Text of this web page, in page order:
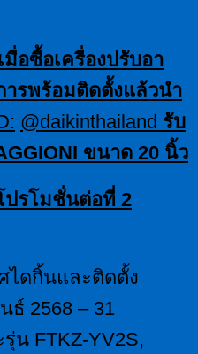
มื่อซื้อเครื่องปรับอา
รพร้อมติดตั้งแล้วนำ
@daikinthailand รับ
ขนาด 20 นิ้ว
ปรโมชั่นต่อที่ 2
ไดกิ้นและติดตั้ง
ธ์ 2568 – 31
น FTKZ-YV2S,